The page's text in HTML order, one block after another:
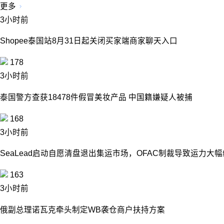
更多
3小时前
Shopee泰国站8月31日起关闭买家端商家聊天入口
178
3小时前
泰国警方查获18478件假冒美妆产品 中国籍嫌疑人被捕
168
3小时前
SeaLead启动自愿清盘退出集运市场，OFAC制裁导致运力大
163
3小时前
俄副总理诺瓦克牵头制定WB袭仓商户扶持方案